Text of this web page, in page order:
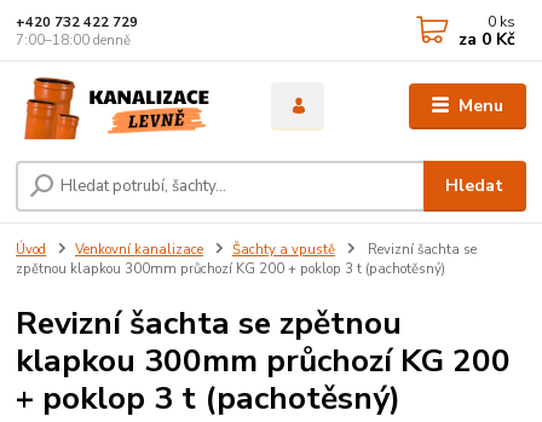
Menu
Hledat
+420 732 422 729
7:00–18:00 denně
0 ks
za 0 Kč
Úvod Venkovní kanalizace Šachty a vpustě
Revizní šachta se
zpětnou klapkou 300mm průchozí KG 200 + poklop 3 t (pachotěsný)
Revizní šachta se zpětnou
klapkou 300mm průchozí KG 200
+ poklop 3 t (pachotěsný)